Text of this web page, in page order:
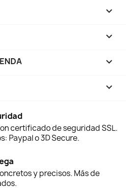


keyboard_arrow_down

certificado de seguridad SSL.
Paypal o 3D Secure.
y precisos. Más de